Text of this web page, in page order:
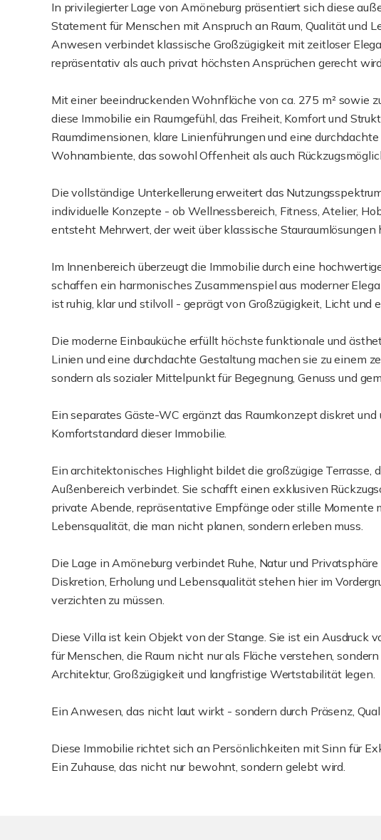
In privilegierter Lage von Amöneburg präsentiert sich diese
Statement für Menschen mit Anspruch an Raum, Qualität und
Anwesen verbindet klassische Großzügigkeit mit zeitloser
repräsentativ als auch privat höchsten Ansprüchen gerecht
Mit einer beeindruckenden Wohnfläche von ca. 275 m² sowie
diese Immobilie ein Raumgefühl, das Freiheit, Komfort und
Raumdimensionen, klare Linienführungen und eine
Wohnambiente, das sowohl Offenheit als auch
Die vollständige Unterkellerung erweitert das
individuelle Konzepte - ob Wellnessbereich, Fitness, Atelier,
entsteht Mehrwert, der weit über klassische Stauraumlösungen
Im Innenbereich überzeugt die Immobilie durch eine
schaffen ein harmonisches Zusammenspiel aus moderner
ist ruhig, klar und stilvoll - geprägt von Großzügigkeit, Licht und
Die moderne Einbauküche erfüllt höchste funktionale und
Linien und eine durchdachte Gestaltung machen sie zu einem
sondern als sozialer Mittelpunkt für Begegnung, Genuss und
Ein separates Gäste-WC ergänzt das Raumkonzept diskret
Komfortstandard dieser Immobilie.
Ein architektonisches Highlight bildet die großzügige Terrasse,
Außenbereich verbindet. Sie schafft einen exklusiven
private Abende, repräsentative Empfänge oder stille Momente
Lebensqualität, die man nicht planen, sondern erleben muss.
Die Lage in Amöneburg verbindet Ruhe, Natur und
Diskretion, Erholung und Lebensqualität stehen hier im
verzichten zu müssen.
Diese Villa ist kein Objekt von der Stange. Sie ist ein Ausdruck
für Menschen, die Raum nicht nur als Fläche verstehen,
Architektur, Großzügigkeit und langfristige Wertstabilität legen.
Ein Anwesen, das nicht laut wirkt - sondern durch Präsenz,
Diese Immobilie richtet sich an Persönlichkeiten mit Sinn für
Ein Zuhause, das nicht nur bewohnt, sondern gelebt wird.